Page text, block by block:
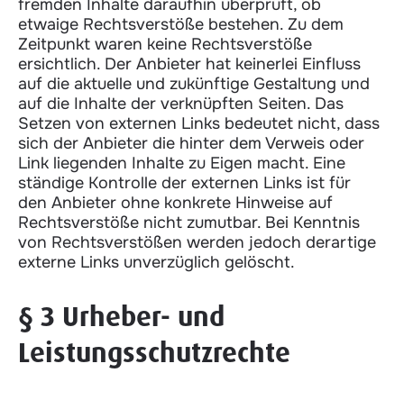
fremden Inhalte daraufhin überprüft, ob
etwaige Rechtsverstöße bestehen. Zu dem
Zeitpunkt waren keine Rechtsverstöße
ersichtlich. Der Anbieter hat keinerlei Einfluss
auf die aktuelle und zukünftige Gestaltung und
auf die Inhalte der verknüpften Seiten. Das
Setzen von externen Links bedeutet nicht, dass
sich der Anbieter die hinter dem Verweis oder
Link liegenden Inhalte zu Eigen macht. Eine
ständige Kontrolle der externen Links ist für
den Anbieter ohne konkrete Hinweise auf
Rechtsverstöße nicht zumutbar. Bei Kenntnis
von Rechtsverstößen werden jedoch derartige
externe Links unverzüglich gelöscht.
§ 3 Urheber- und
Leistungsschutzrechte